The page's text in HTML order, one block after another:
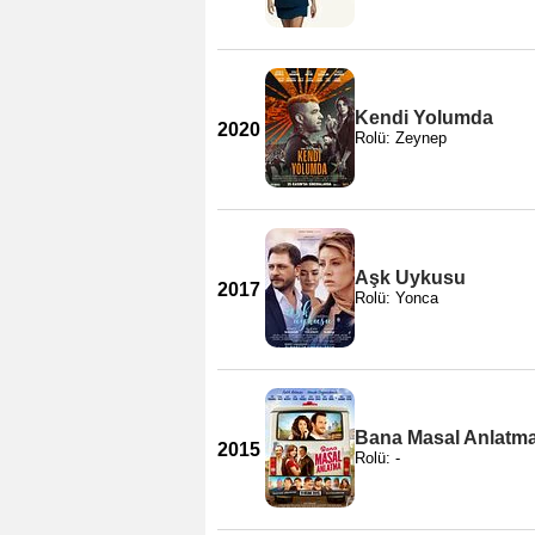
2020
Kendi Yolumda
Rolü: Zeynep
2017
Aşk Uykusu
Rolü: Yonca
2015
Bana Masal
Rolü: -